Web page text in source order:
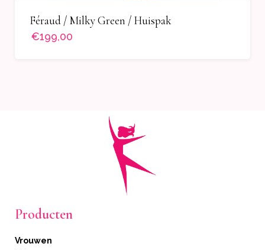
Féraud / Milky Green / Huispak
€199,00
Producten
Vrouwen